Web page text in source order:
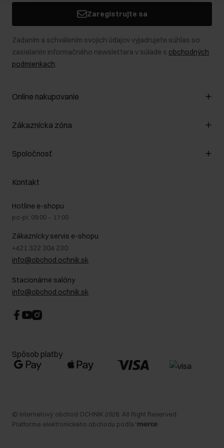
Zaregistrujte sa
Zadaním a schválením svojich údajov vyjadrujete súhlas so
zasielaním informačného newslettera v súlade s obchodných
podmienkach.
Online nakupovanie
Spravovať súbory cookie
Spôsob platby
Vrátenie
Zákaznícka zóna
Zákazníky klub
Pravidlá propagácie
Starostlivosť o kožu
Bezpečné nakupovanie
Blog
Najčastejšie kladené otázky (FAQ)
Spoločnosť
O nás
GDPR - Zásady ochrany osobných údajov
Právne informácie
Kontakt
Hotline e-shopu
po-pi: 09:00 – 17:00
Zákaznícky servis e-shopu
+421 322 304 230
info@obchod.ochnik.sk
Stacionárne salóny
info@obchod.ochnik.sk
Spôsob platby
© Internetový obchod OCHNIK 2026 . All Right Reserved.
Platforma elektronického obchodu podľa